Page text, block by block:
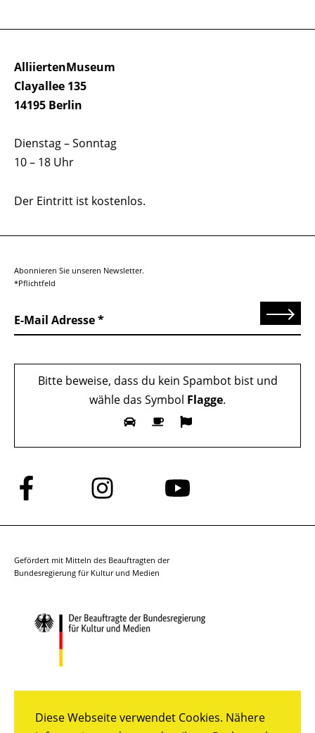
Diese Webseite verwendet Cookies. Nähere
AlliiertenMuseum
Clayallee 135
14195 Berlin
Dienstag – Sonntag
10 – 18 Uhr
Der Eintritt ist kostenlos.
Abonnieren Sie unseren Newsletter.
*Pflichtfeld
E-Mail Adresse Senden
Bitte beweise, dass du kein Spambot bist und
wähle das Symbol Flagge.
Folge
uns
auf
Folge
uns
auf
Folge
auf
Gefördert mit Mitteln des Beauftragten der
Bundesregierung für Kultur und Medien